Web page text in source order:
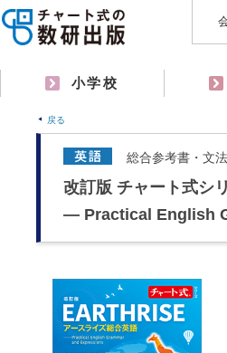
小学校
戻る
総合参考書・文
改訂版 チャート式シ
― Practical English